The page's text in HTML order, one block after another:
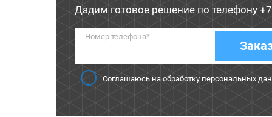
Дадим готовое решение по телефону
Номер телефона*
Соглашаюсь на обработку персональных